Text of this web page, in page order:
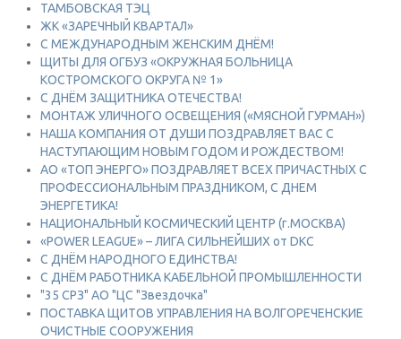
ТАМБОВСКАЯ ТЭЦ
ЖК «ЗАРЕЧНЫЙ КВАРТАЛ»
С МЕЖДУНАРОДНЫМ ЖЕНСКИМ ДНЁМ!
ЩИТЫ ДЛЯ ОГБУЗ «ОКРУЖНАЯ БОЛЬНИЦА
КОСТРОМСКОГО ОКРУГА № 1»
С ДНЁМ ЗАЩИТНИКА ОТЕЧЕСТВА!
МОНТАЖ УЛИЧНОГО ОСВЕЩЕНИЯ («МЯСНОЙ ГУРМАН»)
НАША КОМПАНИЯ ОТ ДУШИ ПОЗДРАВЛЯЕТ ВАС С
НАСТУПАЮЩИМ НОВЫМ ГОДОМ И РОЖДЕСТВОМ!
АО «ТОП ЭНЕРГО» ПОЗДРАВЛЯЕТ ВСЕХ ПРИЧАСТНЫХ С
ПРОФЕССИОНАЛЬНЫМ ПРАЗДНИКОМ, С ДНЕМ
ЭНЕРГЕТИКА!
НАЦИОНАЛЬНЫЙ КОСМИЧЕСКИЙ ЦЕНТР (г.МОСКВА)
«POWER LEAGUE» – ЛИГА СИЛЬНЕЙШИХ от DKC
С ДНЁМ НАРОДНОГО ЕДИНСТВА!
С ДНЁМ РАБОТНИКА КАБЕЛЬНОЙ ПРОМЫШЛЕННОСТИ
"35 СРЗ" АО "ЦС "Звездочка"
ПОСТАВКА ЩИТОВ УПРАВЛЕНИЯ НА ВОЛГОРЕЧЕНСКИЕ
ОЧИСТНЫЕ СООРУЖЕНИЯ